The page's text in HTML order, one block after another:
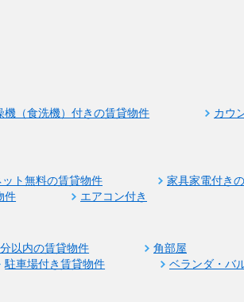
機（食洗機）付きの賃貸物件
カウ
ト無料の賃貸物件
家具家電付き
件 エアコン付き
以内の賃貸物件
角部屋
駐車場付き賃貸物件
ベランダ・バ